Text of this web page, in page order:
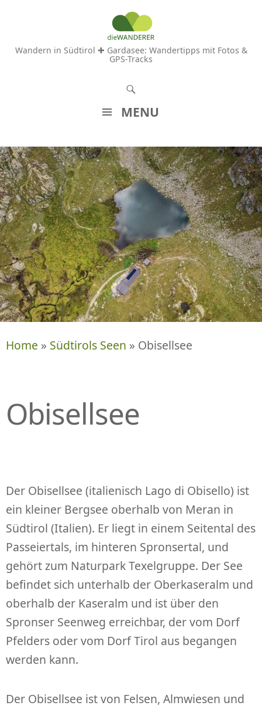
Wandern in Südtirol ✚ Gardasee: Wandertipps mit Fotos &
GPS-Tracks
e
n
MENU
U
M
I
N
H
A
L
T
S
P
R
I
N
N
Home » Südtirols Seen » Obisellsee
Obisellsee
Der Obisellsee (italienisch Lago di Obisello) ist
ein kleiner Bergsee oberhalb von Meran in
Südtirol (Italien). Er liegt in einem Seitental des
Passeiertals, im hinteren Spronsertal, und
gehört zum Naturpark Texelgruppe. Der See
befindet sich unterhalb der Oberkaseralm und
oberhalb der Kaseralm und ist über den
Spronser Seenweg erreichbar, der vom Dorf
Pfelders oder vom Dorf Tirol aus begangen
werden kann.
Der Obisellsee ist von Felsen, Almwiesen und